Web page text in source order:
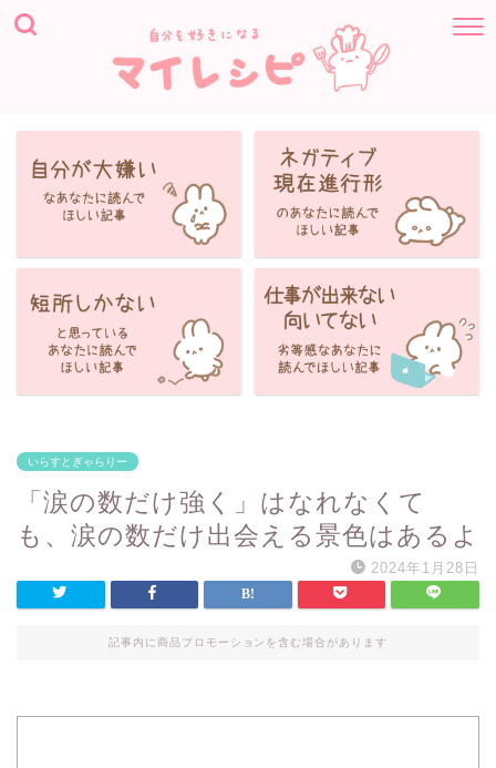
いらすとぎゃらりー
「涙の数だけ強く」はなれなくて
も、涙の数だけ出会える景色はあるよ
2024年1月28日
記事内に商品プロモーションを含む場合があります